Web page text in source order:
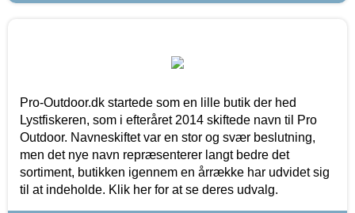
Pro-Outdoor.dk startede som en lille butik der hed
Lystfiskeren, som i efteråret 2014 skiftede navn til Pro
Outdoor. Navneskiftet var en stor og svær beslutning,
men det nye navn repræsenterer langt bedre det
sortiment, butikken igennem en årrække har udvidet sig
til at indeholde. Klik her for at se deres udvalg.